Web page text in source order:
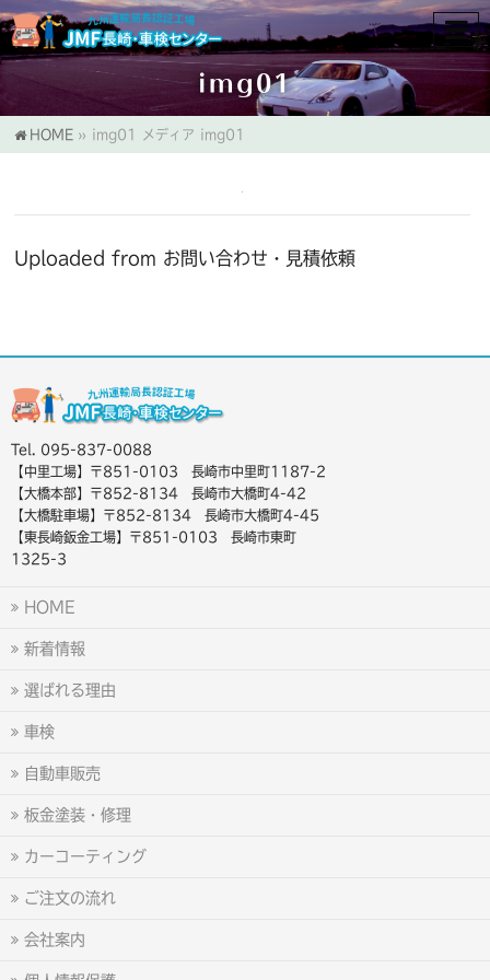
img01
HOME » img01 メディア img01
Uploaded from お問い合わせ・見積依頼
Tel. 095-837-0088
【中里工場】〒851-0103 長崎市中里町1187-2
【大橋本部】〒852-8134 長崎市大橋町4-42
【大橋駐車場】〒852-8134 長崎市大橋町4-45
【東長崎鈑金工場】〒851-0103 長崎市東町
1325-3
HOME
新着情報
選ばれる理由
車検
自動車販売
板金塗装・修理
カーコーティング
ご注文の流れ
会社案内